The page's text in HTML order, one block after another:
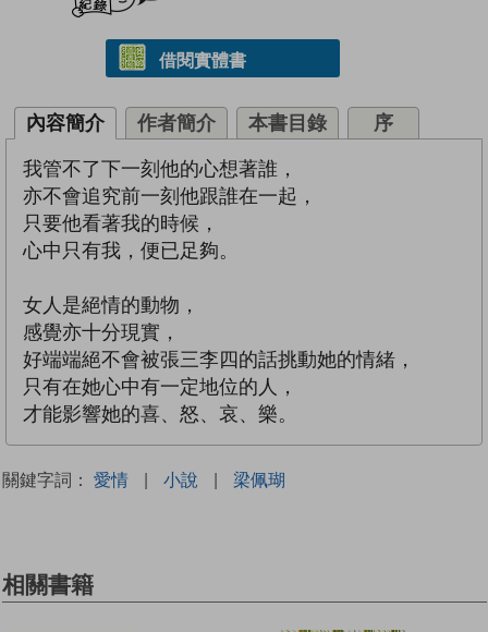
借閱實體書
內容簡介 作者簡介 本書目錄 序
我管不了下一刻他的心想著誰，
亦不會追究前一刻他跟誰在一起，
只要他看著我的時候，
心中只有我，便已足夠。
女人是絕情的動物，
感覺亦十分現實，
好端端絕不會被張三李四的話挑動她的情緒，
只有在她心中有一定地位的人，
才能影響她的喜、怒、哀、樂。
關鍵字詞： 愛情 | 小說 | 梁佩瑚
相關書籍